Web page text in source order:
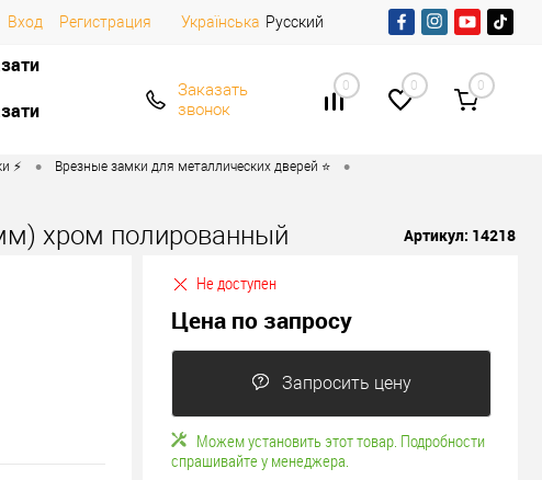
Вход Регистрация Українська Русский
Заказать
звонок
0 0 0
⚡️ • Врезные замки для металлических дверей ⭐ •
хром полированный Артикул: 14218
Не доступен
Цена по запросу
Запросить цену
Можем установить этот товар. Подробности
спрашивайте у менеджера.